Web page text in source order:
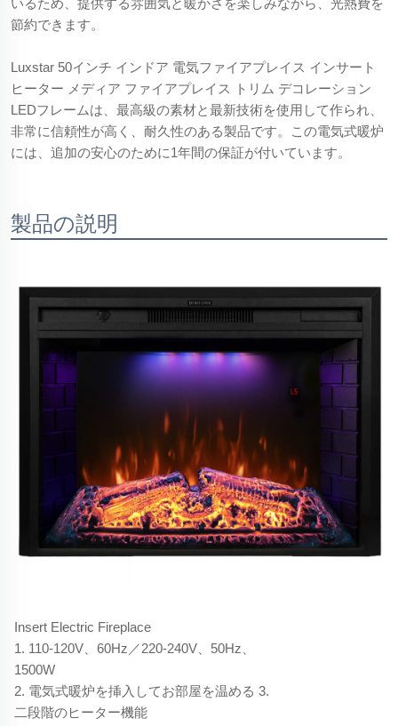
いるため、提供する雰囲気と暖かさを楽しみながら、光熱費を
節約できます。
Luxstar 50インチ インドア 電気ファイアプレイス インサート
ヒーター メディア ファイアプレイス トリム デコレーション
LEDフレームは、最高級の素材と最新技術を使用して作られ、
非常に信頼性が高く、耐久性のある製品です。この電気式暖炉
には、追加の安心のために1年間の保証が付いています。
製品の説明
Insert Electric Fireplace
1. 110-120V、60Hz／220-240V、50Hz、
1500W
2. 電気式暖炉を挿入してお部屋を温める 3.
二段階のヒーター機能